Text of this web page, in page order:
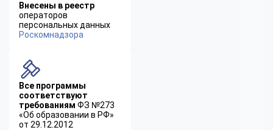
Внесены в реестр
операторов
персональных данных
Роскомнадзора
Все программы
соответствуют
требованиям ФЗ №273
«Об образовании в РФ»
от 29.12.2012